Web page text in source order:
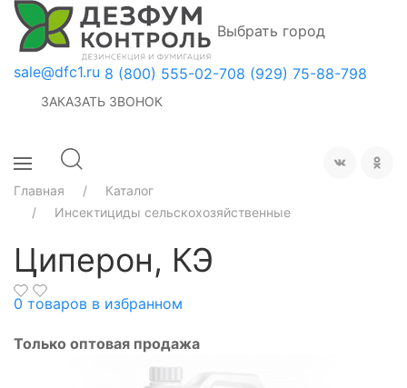
Выбрать город
sale@dfc1.ru 8 (800) 555-02-708 (929) 75-88-798
ЗАКАЗАТЬ ЗВОНОК
Главная
Каталог
Инсектициды сельскохозяйственные
Циперон, КЭ
0 товаров в избранном
Только оптовая продажа